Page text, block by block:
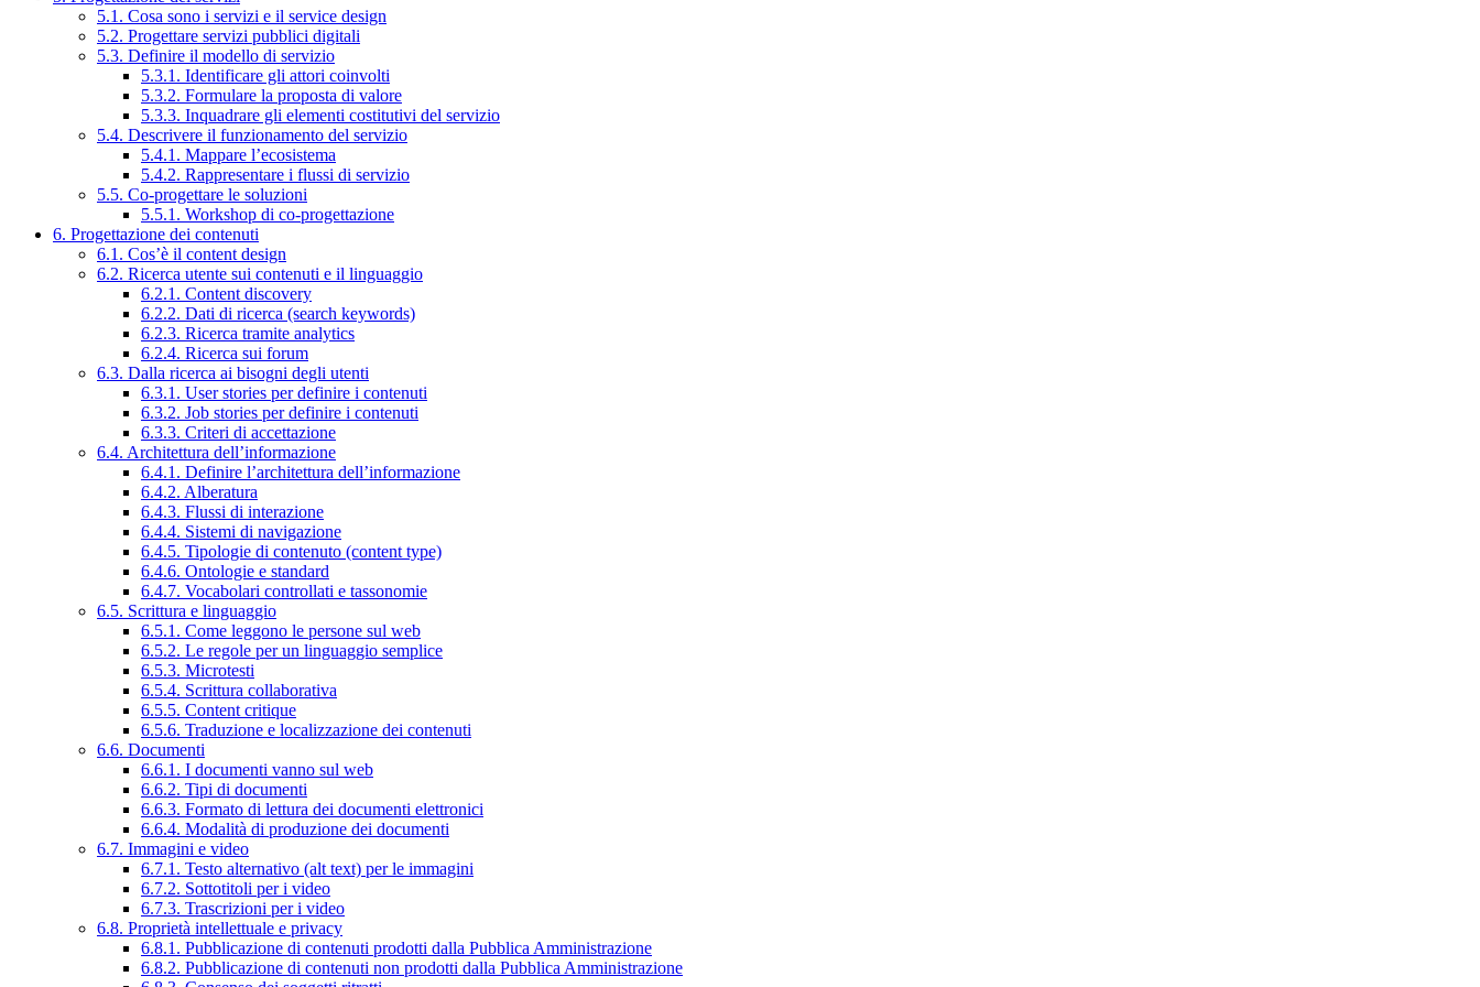
5.1. Cosa sono i servizi e il service design
5.2. Progettare servizi pubblici digitali
5.3. Definire il modello di servizio
5.3.1. Identificare gli attori coinvolti
5.3.2. Formulare la proposta di valore
5.3.3. Inquadrare gli elementi costitutivi del servizio
5.4. Descrivere il funzionamento del servizio
5.4.1. Mappare l’ecosistema
5.4.2. Rappresentare i flussi di servizio
5.5. Co-progettare le soluzioni
5.5.1. Workshop di co-progettazione
6. Progettazione dei contenuti
6.1. Cos’è il content design
6.2. Ricerca utente sui contenuti e il linguaggio
6.2.1. Content discovery
6.2.2. Dati di ricerca (search keywords)
6.2.3. Ricerca tramite analytics
6.2.4. Ricerca sui forum
6.3. Dalla ricerca ai bisogni degli utenti
6.3.1. User stories per definire i contenuti
6.3.2. Job stories per definire i contenuti
6.3.3. Criteri di accettazione
6.4. Architettura dell’informazione
6.4.1. Definire l’architettura dell’informazione
6.4.2. Alberatura
6.4.3. Flussi di interazione
6.4.4. Sistemi di navigazione
6.4.5. Tipologie di contenuto (content type)
6.4.6. Ontologie e standard
6.4.7. Vocabolari controllati e tassonomie
6.5. Scrittura e linguaggio
6.5.1. Come leggono le persone sul web
6.5.2. Le regole per un linguaggio semplice
6.5.3. Microtesti
6.5.4. Scrittura collaborativa
6.5.5. Content critique
6.5.6. Traduzione e localizzazione dei contenuti
6.6. Documenti
6.6.1. I documenti vanno sul web
6.6.2. Tipi di documenti
6.6.3. Formato di lettura dei documenti elettronici
6.6.4. Modalità di produzione dei documenti
6.7. Immagini e video
6.7.1. Testo alternativo (alt text) per le immagini
6.7.2. Sottotitoli per i video
6.7.3. Trascrizioni per i video
6.8. Proprietà intellettuale e privacy
6.8.1. Pubblicazione di contenuti prodotti dalla Pubblica Amministrazione
6.8.2. Pubblicazione di contenuti non prodotti dalla Pubblica Amministrazione